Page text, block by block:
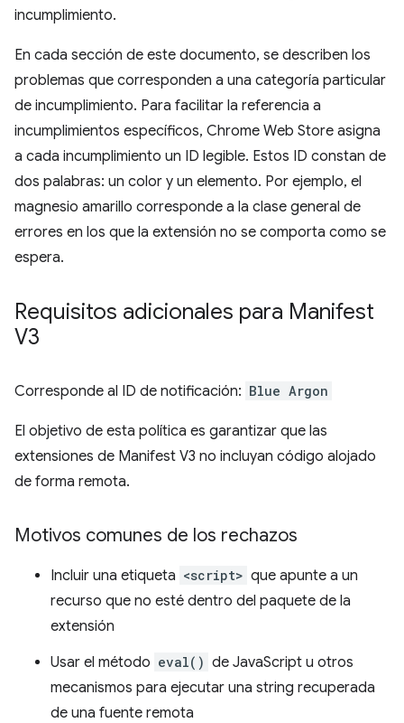
incumplimiento.
En cada sección de este documento, se describen los
problemas que corresponden a una categoría particular
de incumplimiento. Para facilitar la referencia a
incumplimientos específicos, Chrome Web Store asigna
a cada incumplimiento un ID legible. Estos ID constan de
dos palabras: un color y un elemento. Por ejemplo, el
magnesio amarillo corresponde a la clase general de
errores en los que la extensión no se comporta como se
espera.
Requisitos adicionales para Manifest
V3
Corresponde al ID de notificación: Blue Argon
El objetivo de esta política es garantizar que las
extensiones de Manifest V3 no incluyan código alojado
de forma remota.
Motivos comunes de los rechazos
Incluir una etiqueta <script> que apunte a un
recurso que no esté dentro del paquete de la
extensión
Usar el método eval() de JavaScript u otros
mecanismos para ejecutar una string recuperada
de una fuente remota